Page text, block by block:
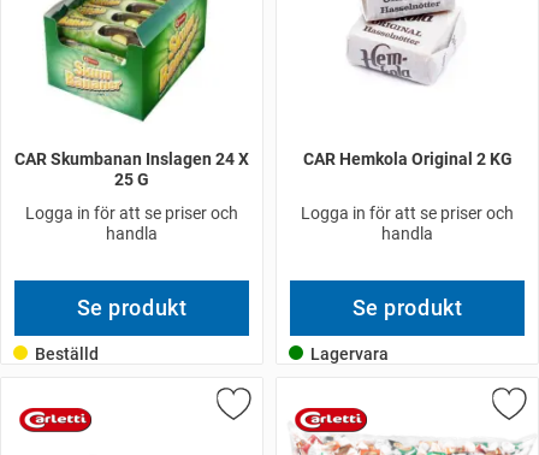
CAR Skumbanan Inslagen 24 X
25 G
Logga in för att se priser och
handla
Se produkt
Beställd
CAR Hemkola Original 2 KG
Logga in för att se priser och
handla
Se produkt
Lagervara